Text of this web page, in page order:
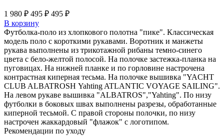
1 980 ₽ 495 ₽ 495 ₽
В корзину
Футболка-поло из хлопкового полотна "пике". Классическая
модель поло с короткими рукавами. Воротник и манжеты
рукава выполнены из трикотажной рибаны темно-синего
цвета с бело-желтой полосой. На полочке застежка-планка на
пуговицах. На нижней планке и по горловине настрочена
контрастная киперная тесьма. На полочке вышивка "YACHT
CLUB ALBATROSН Yahting ATLANTIC VOYAGE SAILING".
На левом рукаве вышивка "ALBATROS","Yahting". По низу
футболки в боковых швах выполнены разрезы, обработанные
киперной тесьмой. С правой стороны полочки, по низу
настрочен жаккардовый "флажок" с логотипом.
Рекомендации по уходу